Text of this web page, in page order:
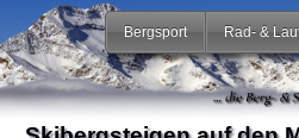
Bergsport Rad- &